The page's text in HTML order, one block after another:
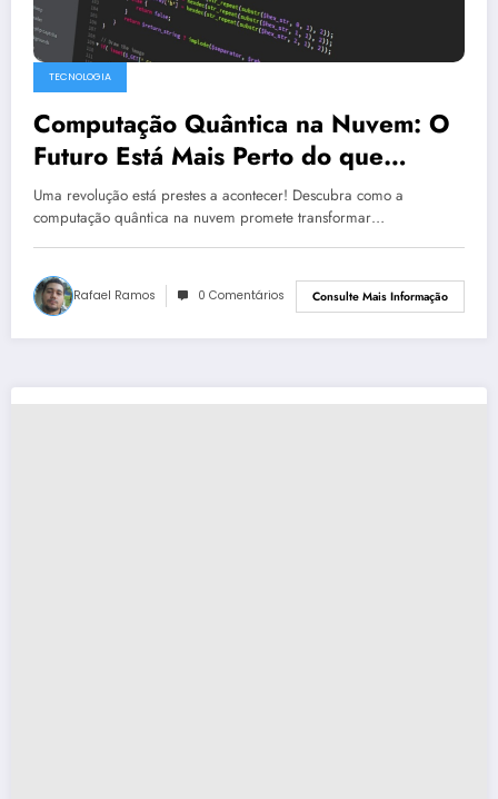
TECNOLOGIA
Computação Quântica na Nuvem: O
Futuro Está Mais Perto do que
Imaginamos
Uma revolução está prestes a acontecer! Descubra como a
computação quântica na nuvem promete transformar…
Rafael Ramos 0 Comentários Consulte Mais Informação